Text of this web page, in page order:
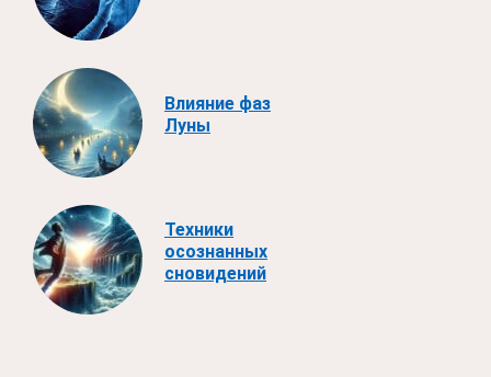
Влияние фаз
Луны
Техники
осознанных
сновидений